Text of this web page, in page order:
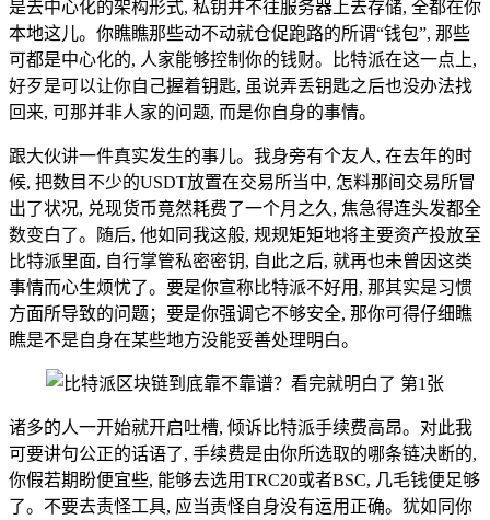
是去中心化的架构形式, 私钥并不往服务器上去存储, 全都在你
本地这儿。你瞧瞧那些动不动就仓促跑路的所谓“钱包”, 那些
可都是中心化的, 人家能够控制你的钱财。比特派在这一点上,
好歹是可以让你自己握着钥匙, 虽说弄丢钥匙之后也没办法找
回来, 可那并非人家的问题, 而是你自身的事情。
跟大伙讲一件真实发生的事儿。我身旁有个友人, 在去年的时
候, 把数目不少的USDT放置在交易所当中, 怎料那间交易所冒
出了状况, 兑现货币竟然耗费了一个月之久, 焦急得连头发都全
数变白了。随后, 他如同我这般, 规规矩矩地将主要资产投放至
比特派里面, 自行掌管私密密钥, 自此之后, 就再也未曾因这类
事情而心生烦忧了。要是你宣称比特派不好用, 那其实是习惯
方面所导致的问题；要是你强调它不够安全, 那你可得仔细瞧
瞧是不是自身在某些地方没能妥善处理明白。
诸多的人一开始就开启吐槽, 倾诉比特派手续费高昂。对此我
可要讲句公正的话语了, 手续费是由你所选取的哪条链决断的,
你假若期盼便宜些, 能够去选用TRC20或者BSC, 几毛钱便足够
了。不要去责怪工具, 应当责怪自身没有运用正确。犹如同你